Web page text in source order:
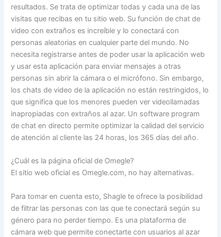
resultados. Se trata de optimizar todas y cada una de las
visitas que recibas en tu sitio web. Su función de chat de
video con extraños es increíble y lo conectará con
personas aleatorias en cualquier parte del mundo. No
necesita registrarse antes de poder usar la aplicación web
y usar esta aplicación para enviar mensajes a otras
personas sin abrir la cámara o el micrófono. Sin embargo,
los chats de video de la aplicación no están restringidos, lo
que significa que los menores pueden ver videollamadas
inapropiadas con extraños al azar. Un software program
de chat en directo permite optimizar la calidad del servicio
de atención al cliente las 24 horas, los 365 días del año.
¿Cuál es la página oficial de Omegle?
El sitio web oficial es Omegle.com, no hay alternativas.
Para tomar en cuenta esto, Shagle te ofrece la posibilidad
de filtrar las personas con las que te conectará según su
género para no perder tiempo. Es una plataforma de
cámara web que permite conectarte con usuarios al azar